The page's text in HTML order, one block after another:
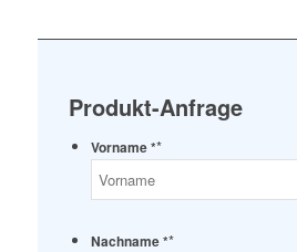
Produkt-Anfrage
Vorname **
Nachname **